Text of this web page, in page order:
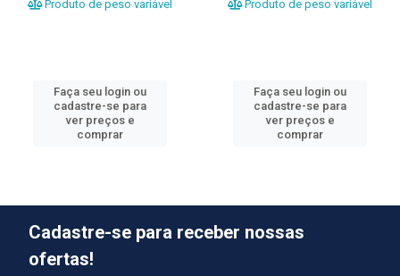
Produto de peso variável
Faça seu login ou
cadastre-se para
ver preços e
comprar
Produto de peso variável
Faça seu login ou
cadastre-se para
ver preços e
comprar
Cadastre-se para receber nossas
ofertas!